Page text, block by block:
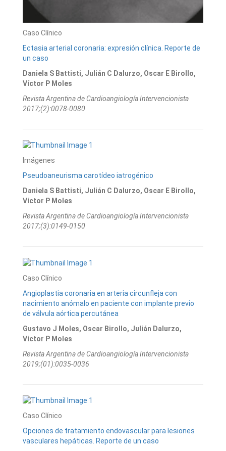
Caso Clínico
Ectasia arterial coronaria: expresión clínica. Reporte de
un caso
Daniela S Battisti, Julián C Dalurzo, Oscar E Birollo,
Víctor P Moles
Revista Argentina de Cardioangiologí­a Intervencionista
2017;(2):0078-0080
Imágenes
Pseudoaneurisma carotídeo iatrogénico
Daniela S Battisti, Julián C Dalurzo, Oscar E Birollo,
Víctor P Moles
Revista Argentina de Cardioangiologí­a Intervencionista
2017;(3):0149-0150
Caso Clínico
Angioplastia coronaria en arteria circunfleja con
nacimiento anómalo en paciente con implante previo
de válvula aórtica percutánea
Gustavo J Moles, Oscar Birollo, Julián Dalurzo,
Víctor P Moles
Revista Argentina de Cardioangiologí­a Intervencionista
2019;(01):0035-0036
Caso Clínico
Opciones de tratamiento endovascular para lesiones
vasculares hepáticas. Reporte de un caso